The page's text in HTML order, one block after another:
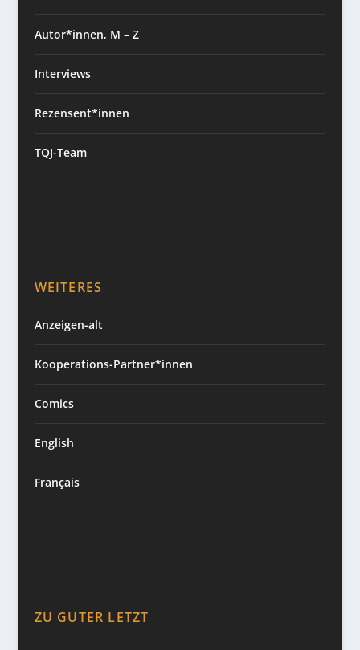
Autor*innen, M – Z
Interviews
Rezensent*innen
TQJ-Team
WEITERES
Anzeigen-alt
Kooperations-Partner*innen
Comics
English
Français
ZU GUTER LETZT